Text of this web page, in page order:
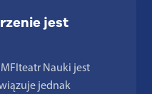
jest
Nauki jest
jednak